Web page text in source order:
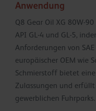
Anwendung
Q8 Gear Oil XG 80W-
API GL-4 und GL-5,
Anforderungen von
europäischer OEM wie
Schmierstoff bietet
Zulassungen und
gewerblichen Fuhrparks.